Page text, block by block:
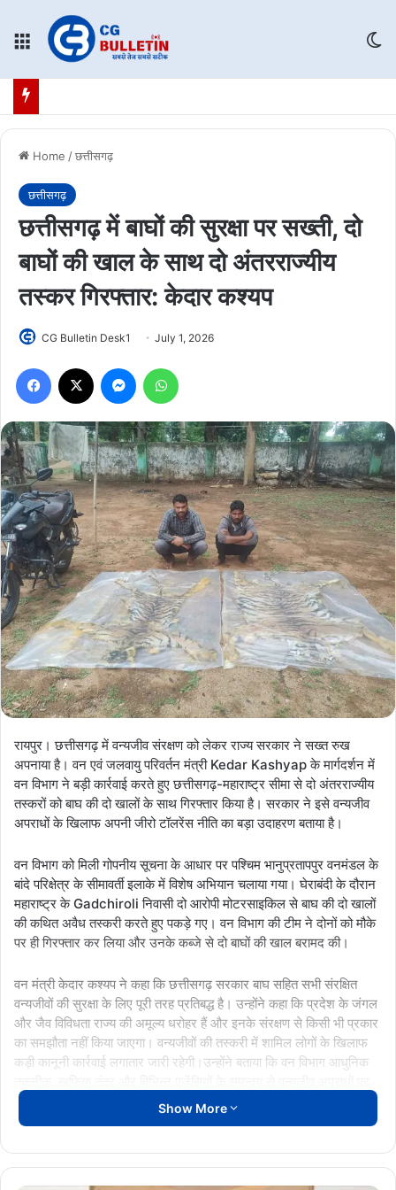
Menu
Home /छत्तीसगढ़
छत्तीसगढ़
छत्तीसगढ़ में बाघों की सुरक्षा पर सख्ती, दो
बाघों की खाल के साथ दो अंतरराज्यीय
तस्कर गिरफ्तार: केदार कश्यप
CG Bulletin Desk1 July 1, 2026
Facebook Messenger
रायपुर। छत्तीसगढ़ में वन्यजीव संरक्षण को लेकर राज्य सरकार ने सख्त रुख
अपनाया है। वन एवं जलवायु परिवर्तन मंत्री Kedar Kashyap के मार्गदर्शन में
वन विभाग ने बड़ी कार्रवाई करते हुए छत्तीसगढ़-महाराष्ट्र सीमा से दो अंतरराज्यीय
तस्करों को बाघ की दो खालों के साथ गिरफ्तार किया है। सरकार ने इसे वन्यजीव
अपराधों के खिलाफ अपनी जीरो टॉलरेंस नीति का बड़ा उदाहरण बताया है।
वन विभाग को मिली गोपनीय सूचना के आधार पर पश्चिम भानुप्रतापपुर वनमंडल के
बांदे परिक्षेत्र के सीमावर्ती इलाके में विशेष अभियान चलाया गया। घेराबंदी के दौरान
महाराष्ट्र के Gadchiroli निवासी दो आरोपी मोटरसाइकिल से बाघ की दो खालों
की कथित अवैध तस्करी करते हुए पकड़े गए। वन विभाग की टीम ने दोनों को मौके
पर ही गिरफ्तार कर लिया और उनके कब्जे से दो बाघों की खाल बरामद की।
वन मंत्री केदार कश्यप ने कहा कि छत्तीसगढ़ सरकार बाघ सहित सभी संरक्षित
वन्यजीवों की सुरक्षा के लिए पूरी तरह प्रतिबद्ध है। उन्होंने कहा कि प्रदेश के जंगल
और जैव विविधता राज्य की अमूल्य धरोहर हैं और इनके संरक्षण से किसी भी प्रकार
का समझौता नहीं किया जाएगा। वन्यजीवों की तस्करी में शामिल लोगों के खिलाफ
कड़ी कानूनी कार्रवाई लगातार जारी रहेगी।उन्होंने बताया कि वन विभाग आधुनिक
लगातार निगरानी रख रहा है। संगठित वन्यजीव तस्करी नेटवर्क को ध्वस्त करने के
लिए विशेष अभियान आगे भी जारी रहेंगे।
जेल भेज दिया गया है। वन विभाग अब इस अवैध तस्करी नेटवर्क से जुड़े अन्य
Show More